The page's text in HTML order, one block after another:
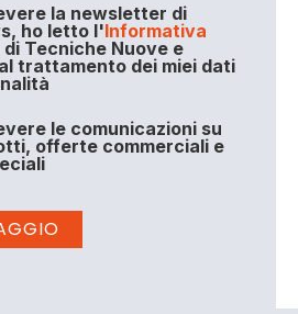
la newsletter di
ho letto l'Informativa
di Tecniche Nuove e
trattamento dei miei dati
le comunicazioni su
offerte commerciali e